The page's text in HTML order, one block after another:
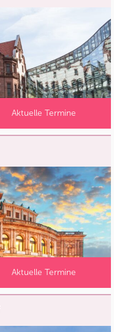
Aktuelle Termine
Aktuelle Termine